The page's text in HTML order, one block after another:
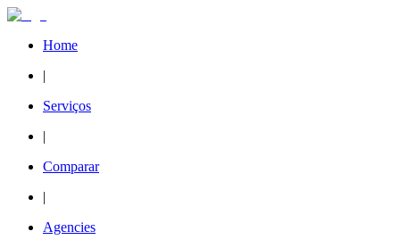
Home
|
Serviços
|
Comparar
|
Agencies